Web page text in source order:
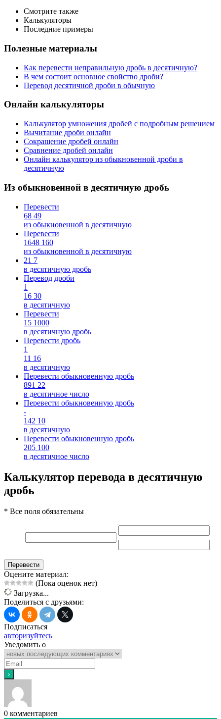
Смотрите также
Калькуляторы
Последние примеры
Полезные материалы
Как перевести неправильную дробь в десятичную?
В чем состоит основное свойство дроби?
Перевод десятичной дроби в обычную
Онлайн калькуляторы
Калькулятор умножения дробей с подробным решением
Вычитание дроби онлайн
Сокращение дробей онлайн
Сравнение дробей онлайн
Онлайн калькулятор из обыкновенной дроби в
десятичную
Из обыкновенной в десятичную дробь
Перевести
68 49
из обыкновенной в десятичную
Перевести
1648 160
из обыкновенной в десятичную
21 7
в десятичную дробь
Перевод дроби
1
16 30
в десятичную
Перевести
15 1000
в десятичную дробь
Перевести дробь
1
11 16
в десятичную
Перевести обыкновенную дробь
891 22
в десятичное число
Перевести обыкновенную дробь
-
142 10
в десятичную
Перевести обыкновенную дробь
205 100
в десятичное число
Калькулятор перевода в десятичную
дробь
* Все поля обязательны
Перевести
Оцените материал:
(Пока оценок нет)
Загрузка...
Поделиться с друзьями:
Подписаться
авторизуйтесь
Уведомить о
0 комментариев